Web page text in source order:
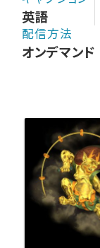
英語
配信方法
オンデマンド